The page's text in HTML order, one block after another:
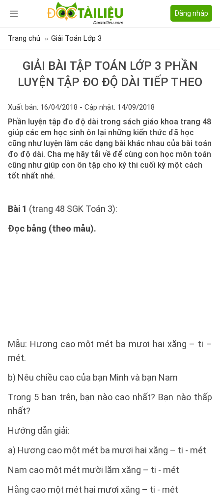
Đăng nhập
Trang chủ Giải Toán Lớp 3
GIẢI BÀI TẬP TOÁN LỚP 3 PHẦN
LUYỆN TẬP ĐO ĐỘ DÀI TIẾP THEO
Xuất bản: 16/04/2018 - Cập nhật: 14/09/2018
Phần luyện tập đo độ dài trong sách giáo khoa trang 48
giúp các em học sinh ôn lại những kiến thức đã học
cũng như luyện làm các dạng bài khác nhau của bài toán
đo độ dài. Cha mẹ hãy tải về để cùng con học môn toán
cũng như giúp con ôn tập cho kỳ thi cuối kỳ một cách
tốt nhất nhé.
Bài 1 (trang 48 SGK Toán 3):
Đọc bảng (theo mẫu).
Mẫu: Hương cao một mét ba mươi hai xăng – ti –
mét.
b) Nêu chiều cao của bạn Minh và bạn Nam
Trong 5 ban trên, bạn nào cao nhất? Bạn nào thấp
nhất?
Hướng dẫn giải:
a) Hương cao một mét ba mươi hai xăng – ti - mét
Nam cao một mét mười lăm xăng – ti - mét
Hằng cao một mét hai mươi xăng – ti - mét